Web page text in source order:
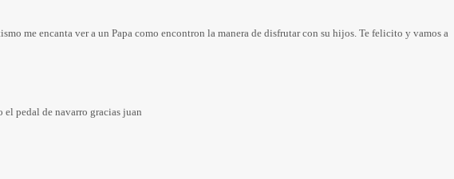
me encanta ver a un Papa como encontron la manera de disfrutar con su hijos. Te felicito y vamos a
pedal de navarro gracias juan